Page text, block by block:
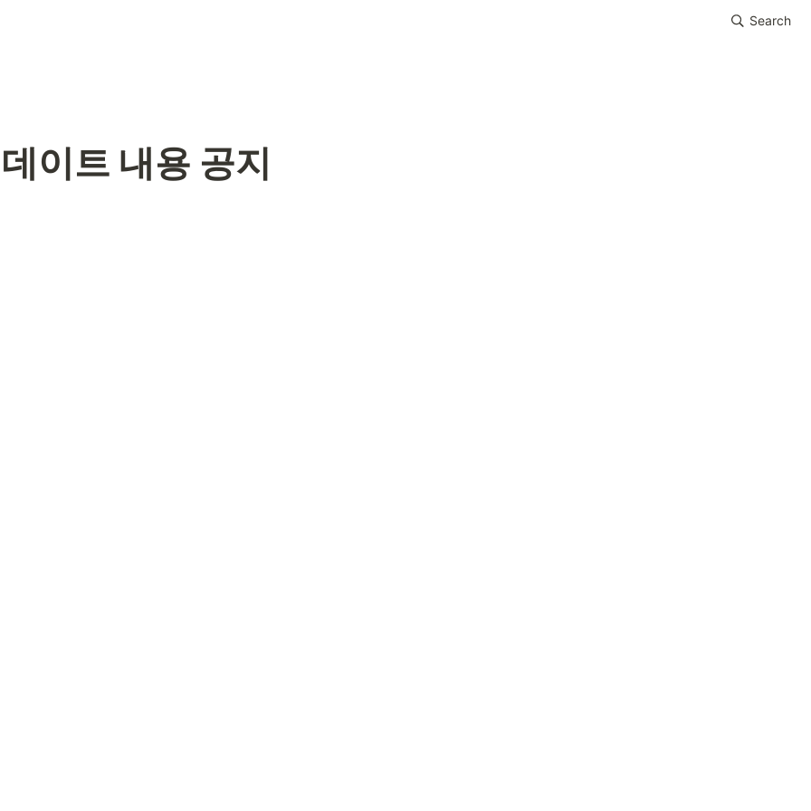
Search
이트 내용 공지